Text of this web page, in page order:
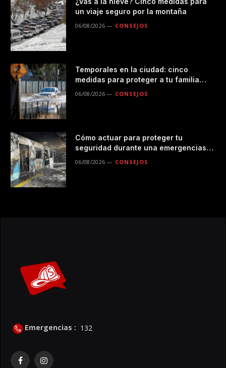
un viaje seguro por la montaña
06/08/2026 CONSEJOS
Temporales en la ciudad: cinco
medidas para proteger a tu familia
06/08/2026 CONSEJOS
Cómo actuar para proteger tu
seguridad durante una emergencias
06/08/2026 CONSEJOS
Emergencias : 132
FacebookInstagram